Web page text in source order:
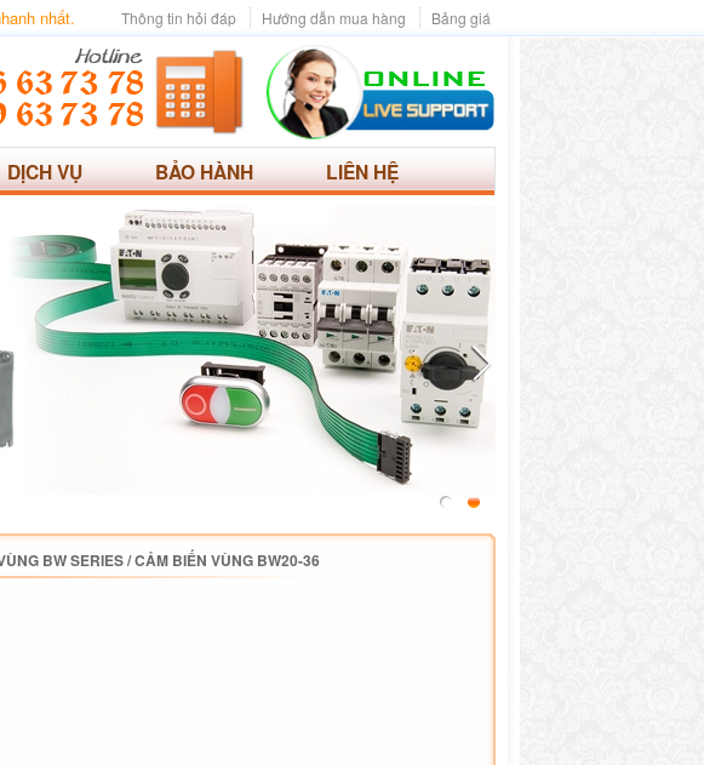
nhất. Bảng giá
Hướng dẫn mua hàng
Thông tin hỏi đáp
DỊCH VỤ BẢO HÀNH LIÊN HỆ
BW SERIES/CẢM BIẾN VÙNG BW20-36